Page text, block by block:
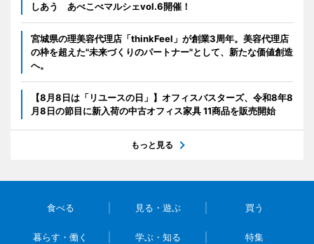
しあう あべこべマルシェvol.6開催！
宮城県の理美容代理店「thinkFeel」が創業3周年。美容代理店
の枠を超えた"未来づくりのパートナー"として、新たな価値創造
へ。
【8月8日は「リユースの日」】オフィスバスターズ、令和8年8
月8日の節目に新入荷の中古オフィス家具 11商品を販売開始
もっと見る
食べる 見る・遊ぶ 買う
暮らす・働く 学ぶ・知る 特集